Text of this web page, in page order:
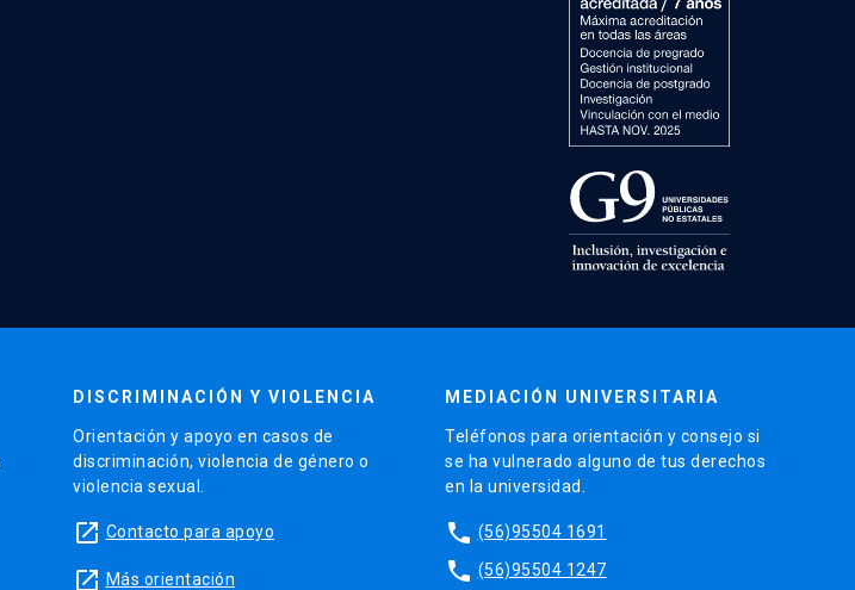
DISCRIMINACIÓN Y VIOLENCIA
Orientación y apoyo en casos de
discriminación, violencia de género o
violencia sexual.
launch Contacto para apoyo
launch Más orientación
MEDIACIÓN UNIVERSITARIA
Teléfonos para orientación y consejo si
se ha vulnerado alguno de tus derechos
en la universidad.
phone (56)95504 1691
phone (56)95504 1247